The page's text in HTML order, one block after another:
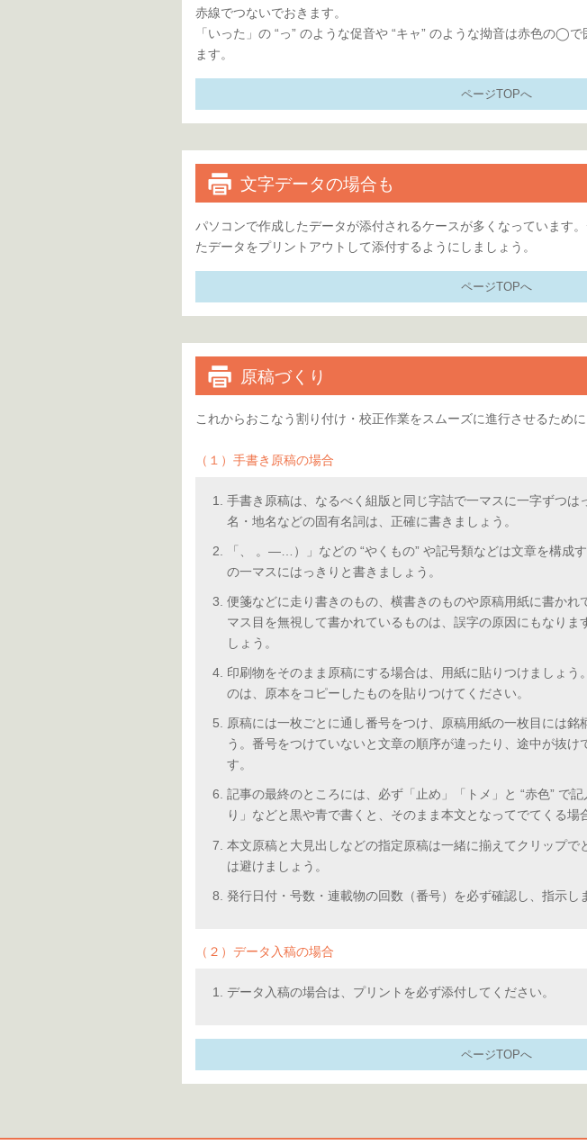
赤線でつないでおきます。
「いった」の “っ” のような促音や “キャ” のような拗音は赤色の◯
ます。
ページTOPへ
文字データの場合も
パソコンで作成したデータが添付されるケースが多くなっています
たデータをプリントアウトして添付するようにしましょう。
ページTOPへ
原稿づくり
これからおこなう割り付け・校正作業をスムーズに進行させるために
（１）手書き原稿の場合
手書き原稿は、なるべく組版と同じ字詰で一マスに一字ずつは
名・地名などの固有名詞は、正確に書きましょう。
「、 。―…）」などの “やくもの” や記号類などは文章を構成
の一マスにはっきりと書きましょう。
便箋などに走り書きのもの、横書きのものや原稿用紙に書かれ
マス目を無視して書かれているものは、誤字の原因にもなりま
しょう。
印刷物をそのまま原稿にする場合は、用紙に貼りつけましょう
のは、原本をコピーしたものを貼りつけてください。
原稿には一枚ごとに通し番号をつけ、原稿用紙の一枚目には銘
う。番号をつけていないと文章の順序が違ったり、途中が抜け
す。
記事の最終のところには、必ず「止め」「トメ」と “赤色” で
り」などと黒や青で書くと、そのまま本文となってでてくる場
本文原稿と大見出しなどの指定原稿は一緒に揃えてクリップで
は避けましょう。
発行日付・号数・連載物の回数（番号）を必ず確認し、指示し
（２）データ入稿の場合
データ入稿の場合は、プリントを必ず添付してください。
ページTOPへ